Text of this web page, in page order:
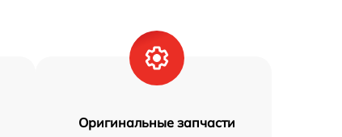
Оригинальные запчасти